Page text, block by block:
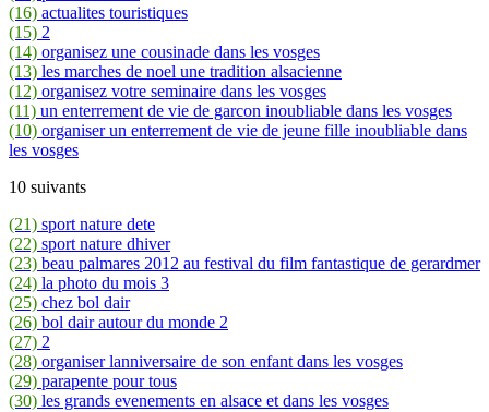
(16) actualites touristiques
(15) 2
(14) organisez une cousinade dans les vosges
(13) les marches de noel une tradition alsacienne
(12) organisez votre seminaire dans les vosges
(11) un enterrement de vie de garcon inoubliable dans les vosges
(10) organiser un enterrement de vie de jeune fille inoubliable dans
les vosges
10 suivants
(21) sport nature dete
(22) sport nature dhiver
(23) beau palmares 2012 au festival du film fantastique de gerardmer
(24) la photo du mois 3
(25) chez bol dair
(26) bol dair autour du monde 2
(27) 2
(28) organiser lanniversaire de son enfant dans les vosges
(29) parapente pour tous
(30) les grands evenements en alsace et dans les vosges